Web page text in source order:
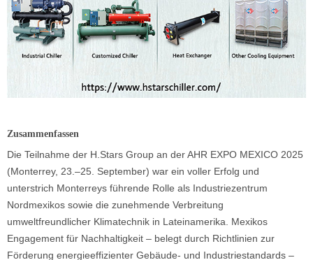
Zusammenfassen
Die Teilnahme der H.Stars Group an der AHR EXPO MEXICO 2025
(Monterrey, 23.–25. September) war ein voller Erfolg und
unterstrich Monterreys führende Rolle als Industriezentrum
Nordmexikos sowie die zunehmende Verbreitung
umweltfreundlicher Klimatechnik in Lateinamerika. Mexikos
Engagement für Nachhaltigkeit – belegt durch Richtlinien zur
Förderung energieeffizienter Gebäude- und Industriestandards –